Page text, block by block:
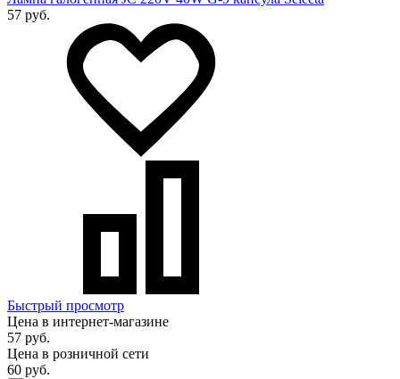
57 руб.
Быстрый просмотр
Цена в интернет-магазине
57 руб.
Цена в розничной сети
60 руб.